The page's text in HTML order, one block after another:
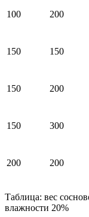
100 200
150 150
150 200
150 300
200 200
Таблица: вес
влажности 20%